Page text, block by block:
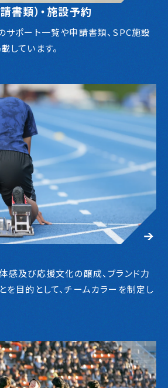
書類）・施設予約
サポート一覧や申請書類、SPC施設
しています。
感及び応援文化の醸成、ブランド力
を目的として、チームカラーを制定し